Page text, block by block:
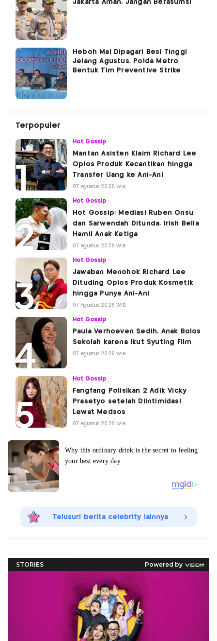
Jakarta Aman, Jangan Berasumsi
Heboh Mal Dipagari Besi Tinggi
Jelang Agustus, Polda Metro
Bentuk Tim Preventive Strike
Terpopuler
Hot Gossip
Mantan Asisten Klaim Richard Lee
Oplos Produk Kecantikan hingga
Transfer Uang ke Ani-Ani
07 Agustus 2026 WIB
Hot Gossip
Hot Gossip: Mediasi Ruben Onsu
dan Sarwendah Ditunda, Irish Bella
Hamil Anak Ketiga
07 Agustus 2026 WIB
Hot Gossip
Jawaban Menohok Richard Lee
Dituding Oplos Produk Kosmetik
hingga Punya Ani-Ani
07 Agustus 2026 WIB
Hot Gossip
Paula Verhoeven Sedih, Anak Bolos
Sekolah karena Ikut Syuting Film
07 Agustus 2026 WIB
Hot Gossip
Fangfang Polisikan 2 Adik Vicky
Prasetyo setelah Diintimidasi
Lewat Medsos
07 Agustus 2026 WIB
Telusuri berita celebrity lainnya